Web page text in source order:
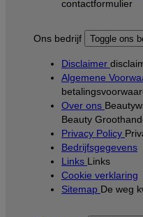
contactformulier
Ons bedrijf Toggle ons
Disclaimer
Algemene
Over ons
Beauty
Privacy Policy
Bedrijfsgegevens
Links Links
Cookie verklaring
Sitemap De weg